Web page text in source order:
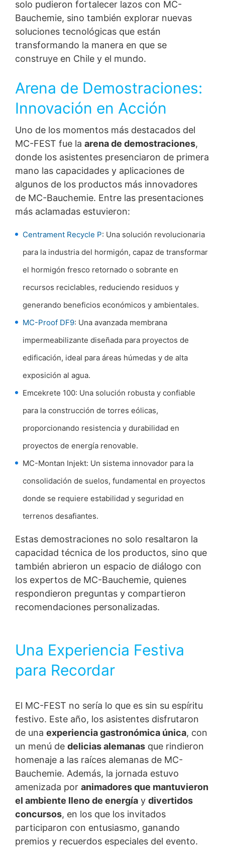
solo pudieron fortalecer lazos con MC-
Bauchemie, sino también explorar nuevas
soluciones tecnológicas que están
transformando la manera en que se
construye en Chile y el mundo.
Arena de Demostraciones:
Innovación en Acción
Uno de los momentos más destacados del
MC-FEST fue la arena de demostraciones,
donde los asistentes presenciaron de primera
mano las capacidades y aplicaciones de
algunos de los productos más innovadores
de MC-Bauchemie. Entre las presentaciones
más aclamadas estuvieron:
Centrament Recycle P: Una solución revolucionaria
para la industria del hormigón, capaz de transformar
el hormigón fresco retornado o sobrante en
recursos reciclables, reduciendo residuos y
generando beneficios económicos y ambientales.
MC-Proof DF9: Una avanzada membrana
impermeabilizante diseñada para proyectos de
edificación, ideal para áreas húmedas y de alta
exposición al agua.
Emcekrete 100: Una solución robusta y confiable
para la construcción de torres eólicas,
proporcionando resistencia y durabilidad en
proyectos de energía renovable.
MC-Montan Injekt: Un sistema innovador para la
consolidación de suelos, fundamental en proyectos
donde se requiere estabilidad y seguridad en
terrenos desafiantes.
Estas demostraciones no solo resaltaron la
capacidad técnica de los productos, sino que
también abrieron un espacio de diálogo con
los expertos de MC-Bauchemie, quienes
respondieron preguntas y compartieron
recomendaciones personalizadas.
Una Experiencia Festiva
para Recordar
El MC-FEST no sería lo que es sin su espíritu
festivo. Este año, los asistentes disfrutaron
de una experiencia gastronómica única, con
un menú de delicias alemanas que rindieron
homenaje a las raíces alemanas de MC-
Bauchemie. Además, la jornada estuvo
amenizada por animadores que mantuvieron
el ambiente lleno de energía y divertidos
concursos, en los que los invitados
participaron con entusiasmo, ganando
premios y recuerdos especiales del evento.